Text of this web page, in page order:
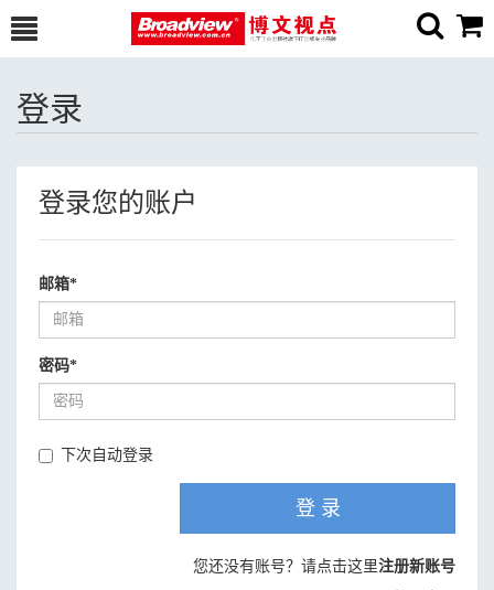
登录
登录您的账户
邮箱*
密码*
下次自动登录
登 录
您还没有账号？请点击这里注册新账号